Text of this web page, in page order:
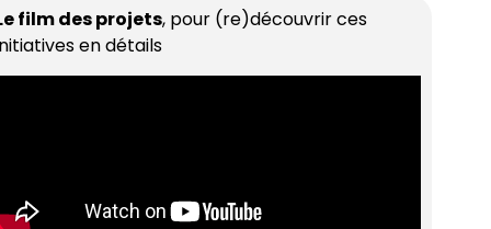
film des projets, pour (re)découvrir ces
en détails